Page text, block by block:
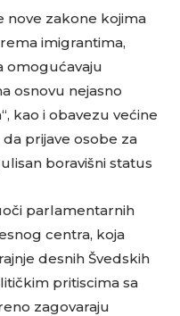
nove zakone kojima
imigrantima,
omogućavaju
osnovu nejasno
kao i obavezu većine
prijave osobe za
boravišni status
parlamentarnih
centra, koja
desnih Švedskih
pritiscima sa
zagovaraju